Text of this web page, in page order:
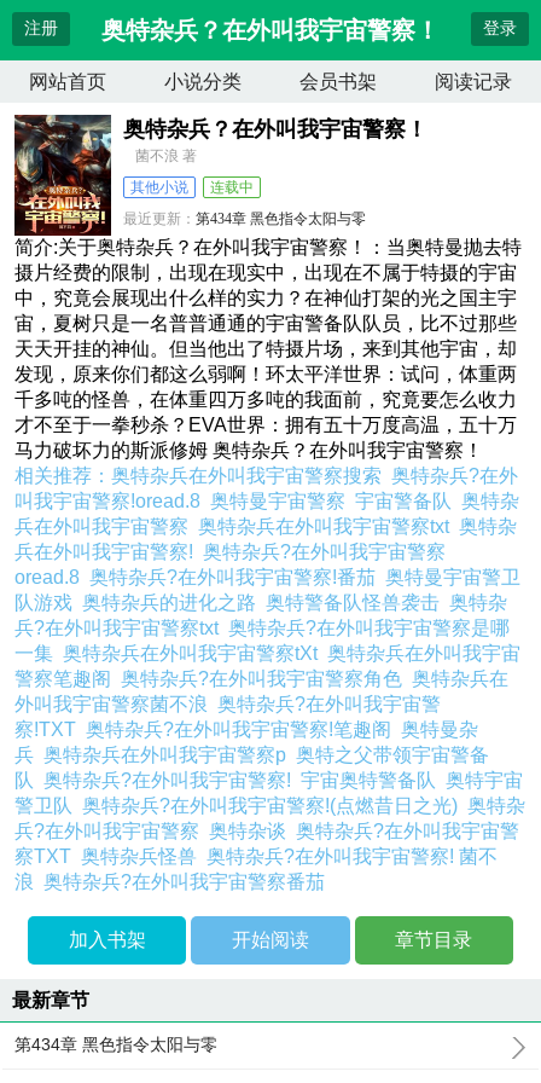
注册 奥特杂兵？在外叫我宇宙警察！ 登录
网站首页 小说分类 会员书架 阅读记录
奥特杂兵？在外叫我宇宙警察！
菌不浪 著
其他小说
连载中
最近更新：第434章 黑色指令太阳与零
更新时间：2026-04-12 04:06:33
简介:关于奥特杂兵？在外叫我宇宙警察！：当奥特曼抛去特
摄片经费的限制，出现在现实中，出现在不属于特摄的宇宙
中，究竟会展现出什么样的实力？在神仙打架的光之国主宇
宙，夏树只是一名普普通通的宇宙警备队队员，比不过那些
天天开挂的神仙。但当他出了特摄片场，来到其他宇宙，却
发现，原来你们都这么弱啊！环太平洋世界：试问，体重两
千多吨的怪兽，在体重四万多吨的我面前，究竟要怎么收力
才不至于一拳秒杀？EVA世界：拥有五十万度高温，五十万
马力破坏力的斯派修姆 奥特杂兵？在外叫我宇宙警察！
相关推荐：奥特杂兵在外叫我宇宙警察搜索奥特杂兵?在外
叫我宇宙警察!oread.8奥特曼宇宙警察宇宙警备队奥特杂
兵在外叫我宇宙警察奥特杂兵在外叫我宇宙警察txt奥特杂
兵在外叫我宇宙警察!奥特杂兵?在外叫我宇宙警察
oread.8奥特杂兵?在外叫我宇宙警察!番茄奥特曼宇宙警卫
队游戏奥特杂兵的进化之路奥特警备队怪兽袭击奥特杂
兵?在外叫我宇宙警察txt奥特杂兵?在外叫我宇宙警察是哪
一集奥特杂兵在外叫我宇宙警察tXt奥特杂兵在外叫我宇宙
警察笔趣阁奥特杂兵?在外叫我宇宙警察角色奥特杂兵在
外叫我宇宙警察菌不浪奥特杂兵?在外叫我宇宙警
察!TXT奥特杂兵?在外叫我宇宙警察!笔趣阁奥特曼杂
兵奥特杂兵在外叫我宇宙警察p奥特之父带领宇宙警备
队奥特杂兵?在外叫我宇宙警察!宇宙奥特警备队奥特宇宙
警卫队奥特杂兵?在外叫我宇宙警察!(点燃昔日之光)奥特杂
兵?在外叫我宇宙警察奥特杂谈奥特杂兵?在外叫我宇宙警
察TXT奥特杂兵怪兽奥特杂兵?在外叫我宇宙警察! 菌不
浪奥特杂兵?在外叫我宇宙警察番茄
加入书架 开始阅读 章节目录
最新章节
第434章 黑色指令太阳与零